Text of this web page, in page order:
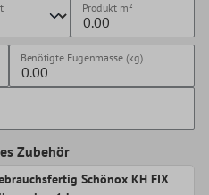
Produkt m²
Benötigte Fugenmasse (kg)
Zubehör
Schönox KH FIX